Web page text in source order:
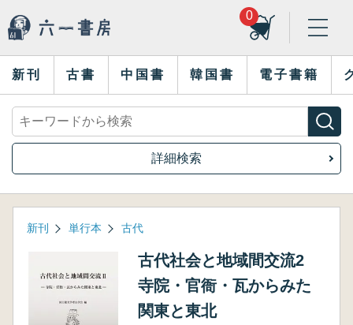
0
新刊 古書 中国書 韓国書 電子書籍
詳細検索
新刊 単行本 古代
古代社会と地域間交流2
寺院・官衙・瓦からみた
関東と東北